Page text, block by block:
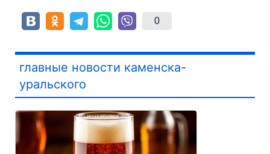
0
главные новости каменска-
уральского